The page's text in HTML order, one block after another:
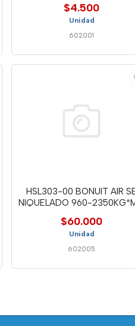
$4.500
Unidad
602001
HSL303-00 BONUIT AIR
NIQUELADO 960-
$60.000
Unidad
602005